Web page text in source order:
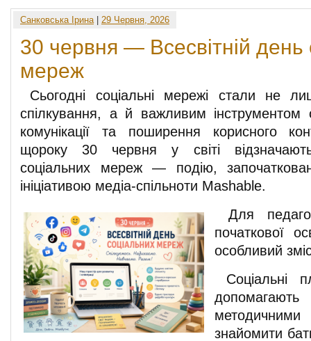
Санковська Ірина| 29 Червня, 2026
30 червня — Всесвітній день
мереж
Сьогодні соціальні мережі стали не
спілкування, а й важливим інструментом
комунікації та поширення корисного
щороку 30 червня у світі
соціальних мереж — подію,
ініціативою медіа-спільноти Mashable.
Для
початкової
особливий
Соціальні
знайомити